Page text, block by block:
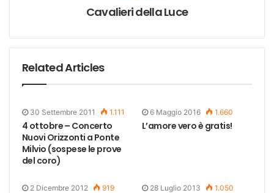
Cavalieri della Luce
Related Articles
30 Settembre 2011 1.111
4 ottobre – Concerto
Nuovi Orizzonti a Ponte
Milvio (sospese le prove
del coro)
6 Maggio 2016 1.660
L’amore vero è gratis!
2 Dicembre 2012 919 28 Luglio 2013 1.050